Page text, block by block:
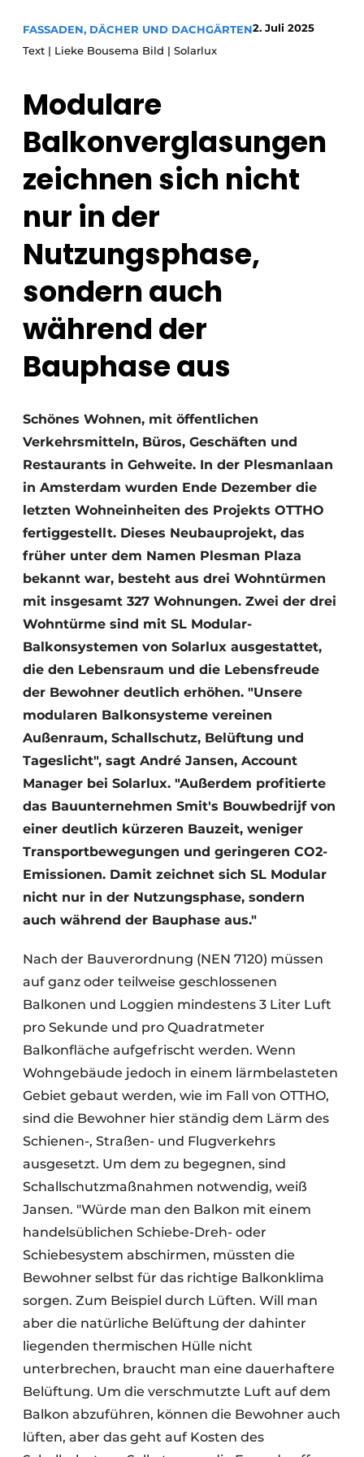
Datenschutz / Cookie-Erklärung
Ein Stellenangebot registrieren
Freie Stellen
Videos
Modularer Aufbau
FASSADEN, DÄCHER UND DACHGÄRTEN2. Juli 2025
Text | Lieke Bousema Bild | Solarlux
Modulare
Balkonverglasungen
zeichnen sich nicht
nur in der
Nutzungsphase,
sondern auch
während der
Bauphase aus
Schönes Wohnen, mit öffentlichen
Verkehrsmitteln, Büros, Geschäften und
Restaurants in Gehweite. In der Plesmanlaan
in Amsterdam wurden Ende Dezember die
letzten Wohneinheiten des Projekts OTTHO
fertiggestellt. Dieses Neubauprojekt, das
früher unter dem Namen Plesman Plaza
bekannt war, besteht aus drei Wohntürmen
mit insgesamt 327 Wohnungen. Zwei der drei
Wohntürme sind mit SL Modular-
Balkonsystemen von Solarlux ausgestattet,
die den Lebensraum und die Lebensfreude
der Bewohner deutlich erhöhen. "Unsere
modularen Balkonsysteme vereinen
Außenraum, Schallschutz, Belüftung und
Tageslicht", sagt André Jansen, Account
Manager bei Solarlux. "Außerdem profitierte
das Bauunternehmen Smit's Bouwbedrijf von
einer deutlich kürzeren Bauzeit, weniger
Transportbewegungen und geringeren CO2-
Emissionen. Damit zeichnet sich SL Modular
nicht nur in der Nutzungsphase, sondern
auch während der Bauphase aus."
Nach der Bauverordnung (NEN 7120) müssen
auf ganz oder teilweise geschlossenen
Balkonen und Loggien mindestens 3 Liter Luft
pro Sekunde und pro Quadratmeter
Balkonfläche aufgefrischt werden. Wenn
Wohngebäude jedoch in einem lärmbelasteten
Gebiet gebaut werden, wie im Fall von OTTHO,
sind die Bewohner hier ständig dem Lärm des
Schienen-, Straßen- und Flugverkehrs
ausgesetzt. Um dem zu begegnen, sind
Schallschutzmaßnahmen notwendig, weiß
Jansen. "Würde man den Balkon mit einem
handelsüblichen Schiebe-Dreh- oder
Schiebesystem abschirmen, müssten die
Bewohner selbst für das richtige Balkonklima
sorgen. Zum Beispiel durch Lüften. Will man
aber die natürliche Belüftung der dahinter
liegenden thermischen Hülle nicht
unterbrechen, braucht man eine dauerhaftere
Belüftung. Um die verschmutzte Luft auf dem
Balkon abzuführen, können die Bewohner auch
lüften, aber das geht auf Kosten des